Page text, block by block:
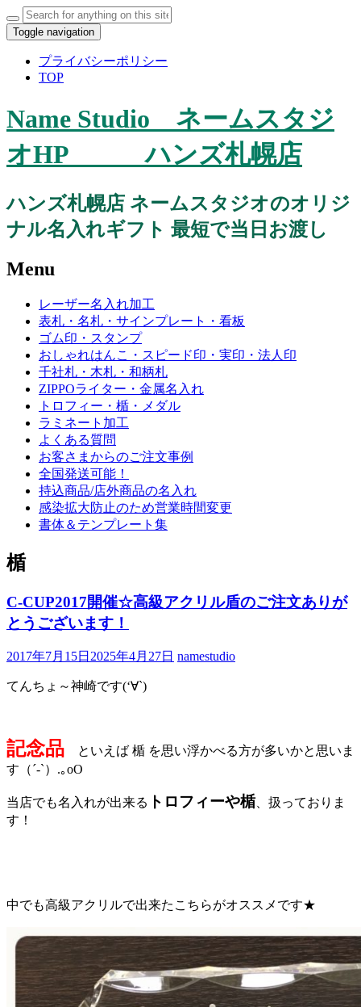
Toggle navigation
プライバシーポリシー
TOP
Name Studio ネームスタジ
オHP ハンズ札幌店
ハンズ札幌店 ネームスタジオのオリジ
ナル名入れギフト 最短で当日お渡し
Menu
レーザー名入れ加工
表札・名札・サインプレート・看板
ゴム印・スタンプ
おしゃれはんこ・スピード印・実印・法人印
千社札・木札・和柄札
ZIPPOライター・金属名入れ
トロフィー・楯・メダル
ラミネート加工
よくある質問
お客さまからのご注文事例
全国発送可能！
持込商品/店外商品の名入れ
感染拡大防止のため営業時間変更
書体＆テンプレート集
楯
C-CUP2017開催☆高級アクリル盾のご注文ありが
とうございます！
2017年7月15日 2025年4月27日 namestudio
てんちょ～神崎です(‘∀`)
記念品 といえば 楯 を思い浮かべる方が多いかと思いま
す（´-`）.｡oO
当店でも名入れが出来る トロフィーや楯、扱っておりま
す！
中でも高級アクリルで出来たこちらがオススメです★